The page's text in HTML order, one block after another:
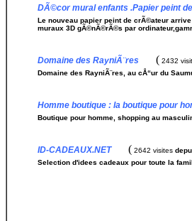
DÃ©cor mural enfants .Papier peint
Le nouveau papier peint de crÃ©ateur
muraux 3D gÃ©nÃ©rÃ©s par
Domaine des RayniÃ¨res ( 2432
Domaine des RayniÃ¨res, au cÅ“ur du
Homme boutique : la boutique pour
Boutique pour homme, shopping au
ID-CADEAUX.NET( 2642 visites
Selection d'idees cadeaux pour toute la